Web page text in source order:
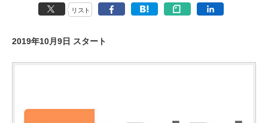
リスト
2019年10月9日 スタート